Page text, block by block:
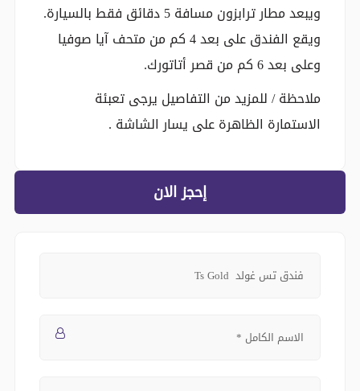
ويبعد مطار ترابزون مسافة 5 دقائق فقط بالسيارة.
ويقع الفندق على بعد 4 كم من متحف آيا صوفيا
وعلى بعد 6 كم من قصر أتاتورك.
ملاحظة / للمزيد من التفاصيل يرجى تعبئة
الاستمارة الظاهرة على يسار الشاشة .
إحجز الان